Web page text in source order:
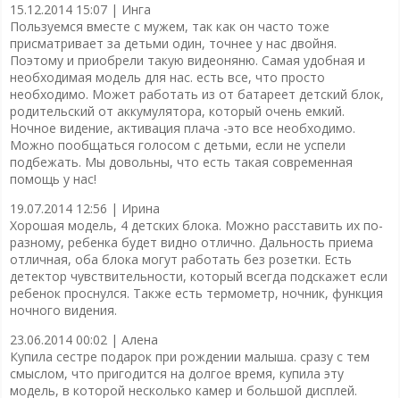
15.12.2014 15:07 | Инга
Пользуемся вместе с мужем, так как он часто тоже
присматривает за детьми один, точнее у нас двойня.
Поэтому и приобрели такую видеоняню. Самая удобная и
необходимая модель для нас. есть все, что просто
необходимо. Может работать из от батареет детский блок,
родительский от аккумулятора, который очень емкий.
Ночное видение, активация плача -это все необходимо.
Можно пообщаться голосом с детьми, если не успели
подбежать. Мы довольны, что есть такая современная
помощь у нас!
19.07.2014 12:56 | Ирина
Хорошая модель, 4 детских блока. Можно расставить их по-
разному, ребенка будет видно отлично. Дальность приема
отличная, оба блока могут работать без розетки. Есть
детектор чувствительности, который всегда подскажет если
ребенок проснулся. Также есть термометр, ночник, функция
ночного видения.
23.06.2014 00:02 | Алена
Купила сестре подарок при рождении малыша. сразу с тем
смыслом, что пригодится на долгое время, купила эту
модель, в которой несколько камер и большой дисплей.